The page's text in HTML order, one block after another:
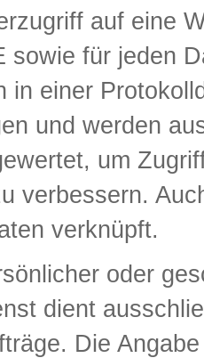
auf eine
sowie für jeden
in einer
und werden
um
verbessern.
verknüpft.
oder
dient
Die